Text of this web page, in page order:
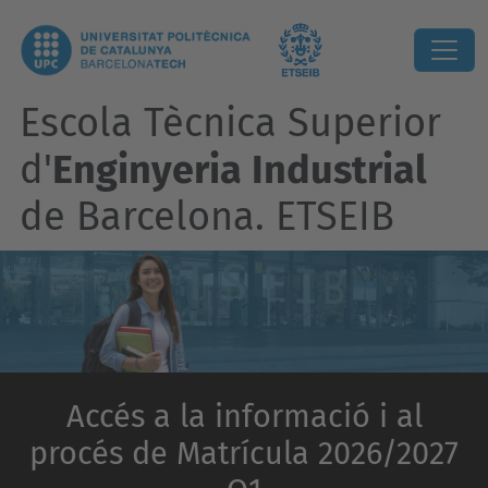
Accés a la informació i al
procés de Matrícula 2026/2027
Escola Tècnica Superior
d'Enginyeria Industrial
de Barcelona. ETSEIB